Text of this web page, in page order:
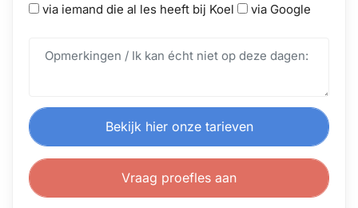
via iemand die al les heeft bij Koel
via Google
Bekijk hier onze tarieven
Vraag proefles aan